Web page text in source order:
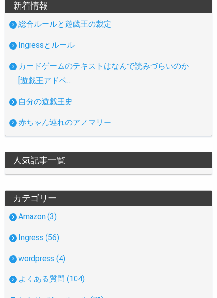
新着情報
総合ルールと遊戯王の裁定
Ingressとルール
カードゲームのテキストはなんで読みづらいのか
[遊戯王アドベ…
自分の遊戯王史
赤ちゃん連れのアノマリー
人気記事一覧
カテゴリー
Amazon (3)
Ingress (56)
wordpress (4)
よくある質問 (104)